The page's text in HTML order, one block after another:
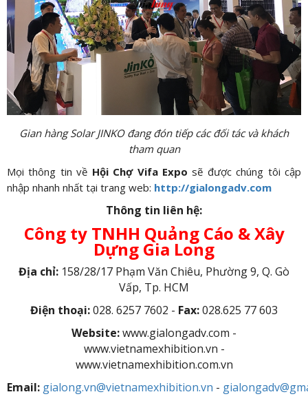
Gian hàng Solar JINKO đang đón tiếp các đối tác và khách
tham quan
Mọi thông tin về Hội Chợ Vifa Expo sẽ được chúng tôi cập
nhập nhanh nhất tại trang web: http://gialongadv.com
Thông tin liên hệ:
Công ty TNHH Quảng Cáo & Xây
Dựng Gia Long
Địa chỉ: 158/28/17 Phạm Văn Chiêu, Phường 9, Q. Gò
Vấp, Tp. HCM
Điện thoại:028. 6257 7602 - Fax:028.625 77 603
Website:www.gialongadv.com -
www.vietnamexhibition.vn -
www.vietnamexhibition.com.vn
Email: gialong.vn@vietnamexhibition.vn -